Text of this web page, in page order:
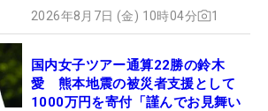
2026年8月7日 (金) 10時04分 1
国内女子ツアー通算22勝の鈴木
愛 熊本地震の被災者支援として
1000万円を寄付「謹んでお見舞い